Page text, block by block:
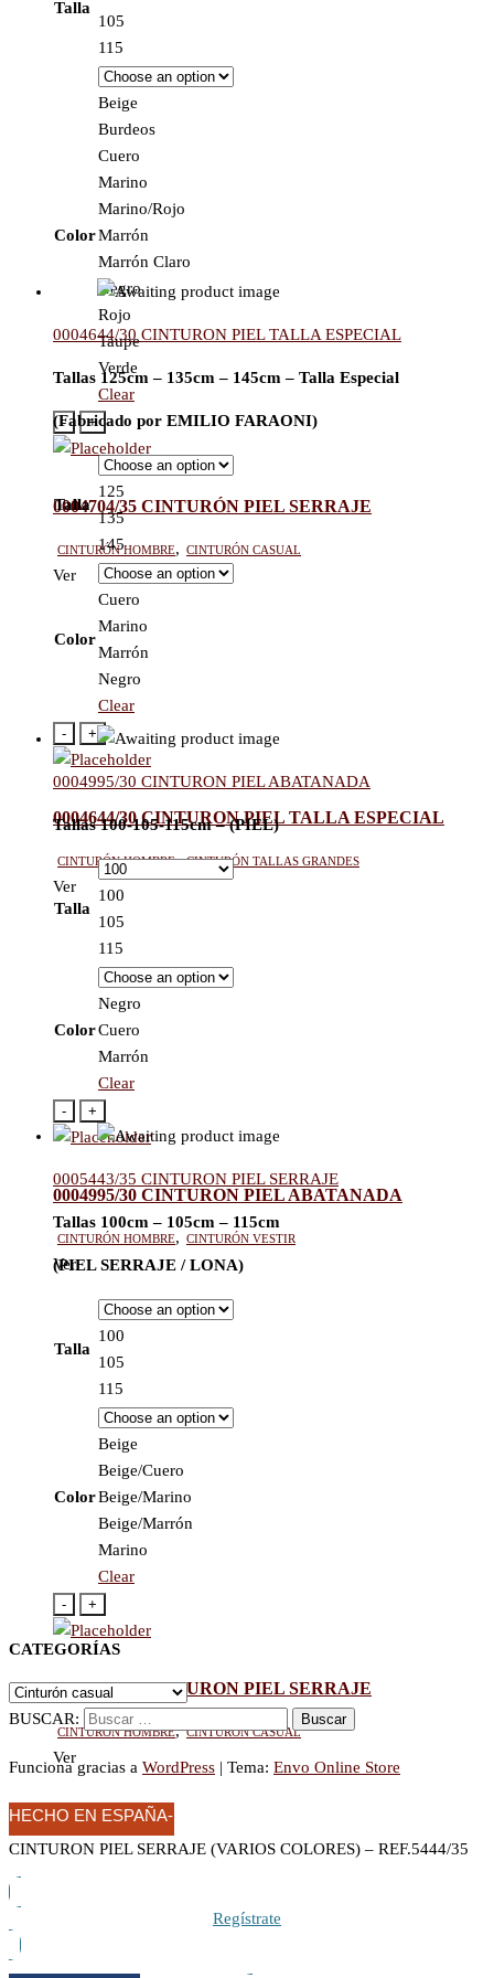
Talla
105
115
Color
Beige
Burdeos
Cuero
Marino
Marino/Rojo
Marrón
Marrón Claro
Negro
Rojo
Taupe
Verde
Clear
- +
0004704/35 CINTURÓN PIEL SERRAJE
Cinturón hombre, Cinturón casual
Ver
0004644/30 CINTURON PIEL TALLA ESPECIAL
Tallas 125cm – 135cm – 145cm – Talla Especial
(Fabricado por EMILIO FARAONI)
Talla
125
135
145
Color
Cuero
Marino
Marrón
Negro
Clear
- +
0004644/30 CINTURON PIEL TALLA ESPECIAL
Cinturón hombre,Cinturón tallas grandes
Ver
0004995/30 CINTURON PIEL ABATANADA
Tallas 100-105-115cm – (PIEL)
Talla
100
105
115
Color
Negro
Cuero
Marrón
Clear
- +
0004995/30 CINTURON PIEL ABATANADA
Cinturón hombre, Cinturón vestir
Ver
0005443/35 CINTURON PIEL SERRAJE
Tallas 100cm – 105cm – 115cm
(PIEL SERRAJE / LONA)
Talla
100
105
115
Color
Beige
Beige/Cuero
Beige/Marino
Beige/Marrón
Marino
Clear
- +
0005443/35 CINTURON PIEL SERRAJE
Cinturón hombre,Cinturón casual
Ver
CATEGORÍAS
BUSCAR:
Funciona gracias a WordPress | Tema: Envo Online Store
HECHO EN ESPAÑA-
PIEL
CINTURON PIEL SERRAJE (VARIOS COLORES) – REF.5444/35
Regístrate